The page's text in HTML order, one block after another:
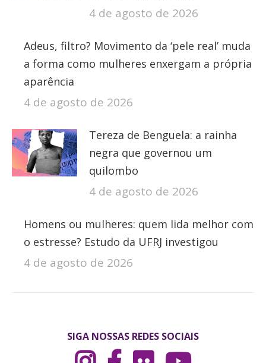
4 de agosto de 2026
Adeus, filtro? Movimento da ‘pele real’ muda
a forma como mulheres enxergam a própria
aparência
4 de agosto de 2026
Tereza de Benguela: a rainha
negra que governou um
quilombo
4 de agosto de 2026
Homens ou mulheres: quem lida melhor com
o estresse? Estudo da UFRJ investigou
4 de agosto de 2026
SIGA NOSSAS REDES SOCIAIS